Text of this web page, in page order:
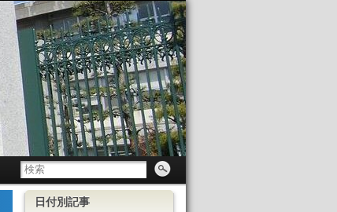
日付別記事